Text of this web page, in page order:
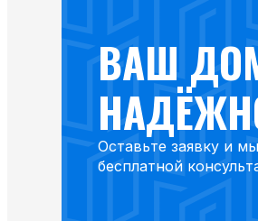
ВАШ
Оставьте заявку и
бесплатной